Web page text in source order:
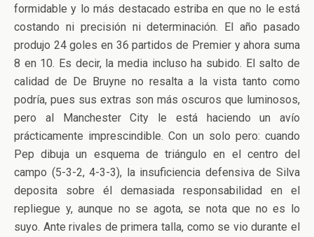
formidable y lo más destacado estriba en que no le está
costando ni precisión ni determinación. El año pasado
produjo 24 goles en 36 partidos de Premier y ahora suma
8 en 10. Es decir, la media incluso ha subido. El salto de
calidad de De Bruyne no resalta a la vista tanto como
podría, pues sus extras son más oscuros que luminosos,
pero al Manchester City le está haciendo un avío
prácticamente imprescindible. Con un solo pero: cuando
Pep dibuja un esquema de triángulo en el centro del
campo (5-3-2, 4-3-3), la insuficiencia defensiva de Silva
deposita sobre él demasiada responsabilidad en el
repliegue y, aunque no se agota, se nota que no es lo
suyo. Ante rivales de primera talla, como se vio durante el